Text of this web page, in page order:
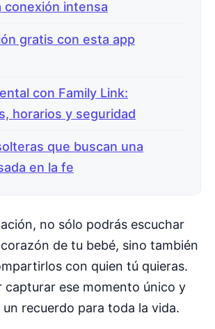
conexión intensa
gratis con esta app
con Family Link:
horarios y seguridad
que buscan una
en la fe
no sólo podrás escuchar
de tu bebé, sino también
con quien tú quieras.
capturar ese momento único y
recuerdo para toda la vida.